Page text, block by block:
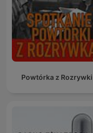
Powtórka z Rozrywki